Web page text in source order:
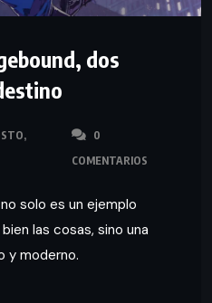
dos
0
COMENTARIOS
solo es un ejemplo
las cosas, sino una
y moderno.